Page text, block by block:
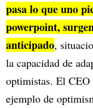
pasa lo que uno
powerpoint,
anticipado,
la capacidad de
optimistas. El CEO
ejemplo de